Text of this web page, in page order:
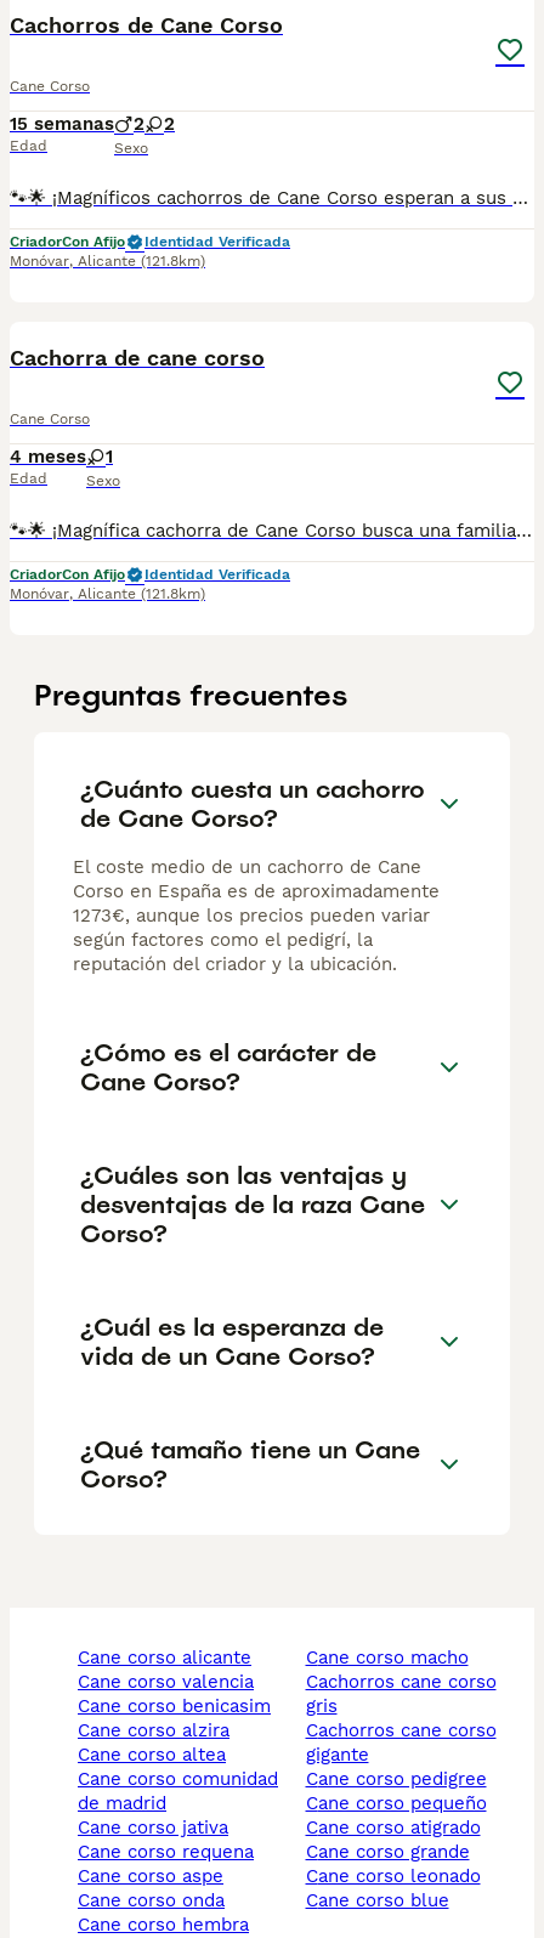
Cachorros de Cane Corso
Cane Corso
15 semanas
Edad
2 2
Sexo
🐾🌟 ¡Magníficos cachorros de Cane Corso esperan a sus nuevas familias! 🌟🐾 En nuestro criadero tenemos disponibles para reserva y venta cachorros de Cane Corso, tanto machos como hembras. Todos nuestros pequeños son criados con amor, dedicación y profesionalidad por criadores con más de 14 años de experiencia en la raza. ✅ Pedigrí ✅ LOE ✅ Microchip ✅ Pasaporte veterinario ✅ Vacunas al día según su edad ✅ Desparasitaciones al día según su edad ✅ Certificado veterinario de buena salud 🏡 Todos los cachorros están completamente preparados para incorporarse a sus nuevos hogares y convertirse en compañeros fieles, excelentes guardianes y queridos miembros de la familia. Nuestro criadero está ubicado en Monóvar (Alicante, España). Prestamos especial atención a la salud, el carácter, la morfología y la correcta socialización de cada cachorro. ❤️ Si buscas un auténtico Cane Corso con excelente procedencia, gran salud y un carácter excepcional, estaremos encantados de ayudarte a encontrar el cachorro perfecto para ti. 📲 WhatsApp: 34 607 26 87 12 Contáctanos para recibir fotografías, vídeos y toda la información sobre nuestros cachorros. Estaremos encantados de responder a todas tus preguntas.
CriadorCon Afijo
Identidad Verificada
Monóvar, Alicante (121.8km)
Cachorra de cane corso
Cane Corso
4 meses
Edad
1
Sexo
🐾🌟 ¡Magnífica cachorra de Cane Corso busca una familia cariñosa! 🌟🐾 Se ofrece una preciosa y prometedora hembra de Cane Corso, criada por profesionales con más de 14 años de experiencia en la raza. ✅ Pedigrí ✅ LOE ✅ Microchip ✅ Pasaporte veterinario ✅ Vacunas al día según su edad ✅ Desparasitaciones al día según su edad ✅ Certificado veterinario de buena salud 🏡 La cachorra está completamente preparada para incorporarse a su nuevo hogar y convertirse en una compañera fiel, una excelente guardiana y un miembro más de la familia. Nuestro criadero está ubicado en Monóvar (Alicante, España). Prestamos especial atención a la salud, el carácter y la correcta socialización de nuestros perros. ❤️ Si sueñas con un auténtico Cane Corso de excelente procedencia y magnífico temperamento, no dudes en contactar con nosotros para recibir toda la información. 📲 WhatsApp: 34 607 26 87 12 Estaremos encantados de responder a todas tus preguntas y ayudarte a encontrar a tu compañero perfecto.
CriadorCon Afijo
Identidad Verificada
Monóvar, Alicante (121.8km)
Preguntas frecuentes
¿Cuánto cuesta un cachorro
de Cane Corso?
El coste medio de un cachorro de Cane
Corso en España es de aproximadamente
1273€, aunque los precios pueden variar
según factores como el pedigrí, la
reputación del criador y la ubicación.
¿Cómo es el carácter de
Cane Corso?
¿Cuáles son las ventajas y
desventajas de la raza Cane
Corso?
¿Cuál es la esperanza de
vida de un Cane Corso?
¿Qué tamaño tiene un Cane
Corso?
cane corso alicante
cane corso valencia
cane corso benicasim
cane corso alzira
cane corso altea
cane corso comunidad
de madrid
cane corso jativa
cane corso requena
cane corso aspe
cane corso onda
cane corso hembra
cane corso macho
cachorros cane corso
gris
cachorros cane corso
gigante
cane corso pedigree
cane corso pequeño
cane corso atigrado
cane corso grande
cane corso leonado
cane corso blue